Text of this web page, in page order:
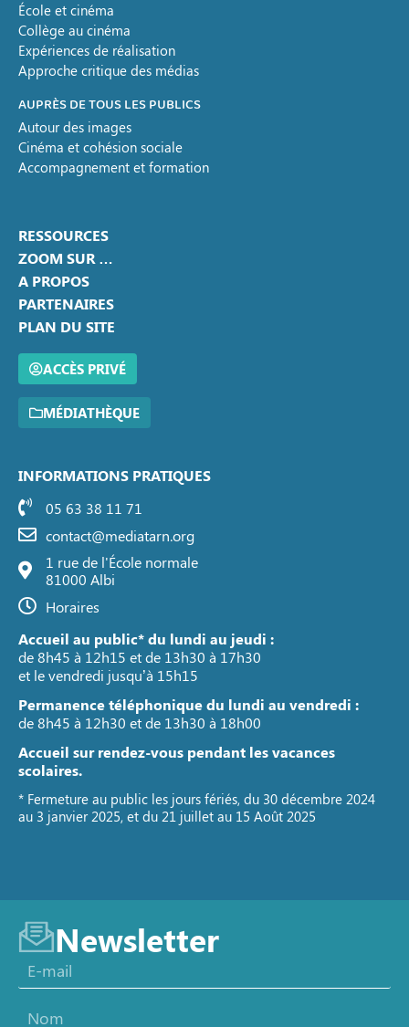
École et cinéma
Collège au cinéma
Expériences de réalisation
Approche critique des médias
AUPRÈS DE TOUS LES PUBLICS
Autour des images
Cinéma et cohésion sociale
Accompagnement et formation
RESSOURCES
ZOOM SUR …
A PROPOS
PARTENAIRES
PLAN DU SITE
ACCÈS PRIVÉ
MÉDIATHÈQUE
INFORMATIONS PRATIQUES
05 63 38 11 71
contact@mediatarn.org
1 rue de l'École normale
81000 Albi
Horaires
Accueil au public* du lundi au jeudi :
de 8h45 à 12h15 et de 13h30 à 17h30
et le vendredi jusqu’à 15h15
Permanence téléphonique du lundi au vendredi :
de 8h45 à 12h30 et de 13h30 à 18h00
Accueil sur rendez-vous pendant les vacances
scolaires.
* Fermeture au public les jours fériés, du 30 décembre 2024
au 3 janvier 2025, et du 21 juillet au 15 Août 2025
Newsletter